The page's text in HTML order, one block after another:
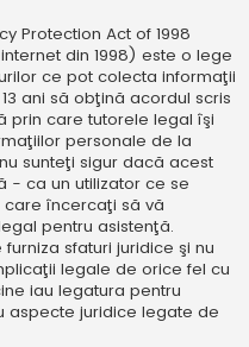
Protection Act of 1998
din 1998) este o lege
ce pot colecta informaţii
ani să obţină acordul scris
prin care tutorele legal îşi
personale de la
sunteţi sigur dacă acest
- ca un utilizator ce se
încercaţi să vă
pentru asistenţă.
sfaturi juridice şi nu
legale de orice fel cu
iau legatura pentru
aspecte juridice legate de